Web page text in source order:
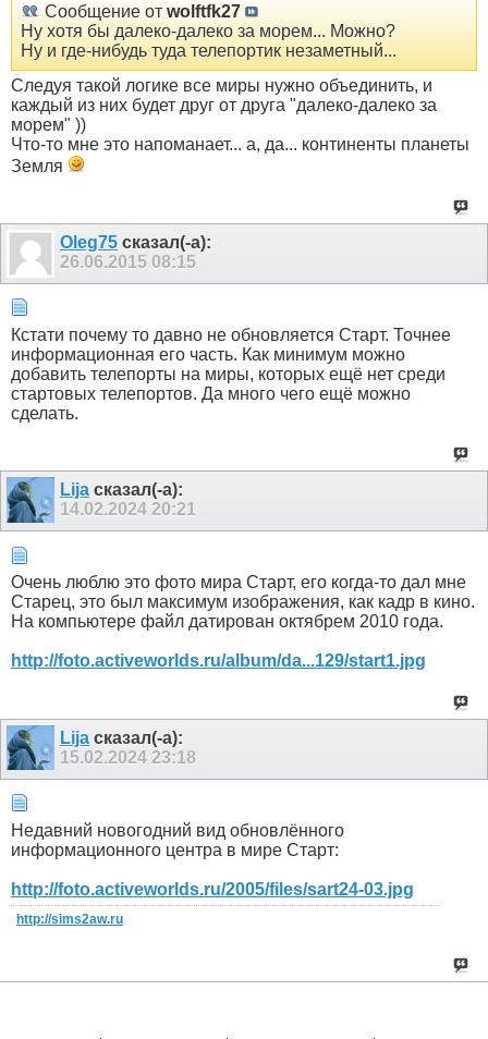
Сообщение от wolftfk27
Ну хотя бы далеко-далеко за морем... Можно?
Ну и где-нибудь туда телепортик незаметный...
Следуя такой логике все миры нужно объединить, и
каждый из них будет друг от друга "далеко-далеко за
морем" ))
Что-то мне это напоманает... а, да... континенты планеты
Земля
Оlеg75 сказал(-а):
26.06.2015 08:15
Кстати почему то давно не обновляется Старт. Точнее
информационная его часть. Как минимум можно
добавить телепорты на миры, которых ещё нет среди
стартовых телепортов. Да много чего ещё можно
сделать.
Lija сказал(-а):
14.02.2024 20:21
Очень люблю это фото мира Старт, его когда-то дал мне
Старец, это был максимум изображения, как кадр в кино.
На компьютере файл датирован октябрем 2010 года.
http://foto.activeworlds.ru/album/da...129/start1.jpg
Lija сказал(-а):
15.02.2024 23:18
Недавний новогодний вид обновлённого
информационного центра в мире Старт:
http://foto.activeworlds.ru/2005/files/sart24-03.jpg
http://sims2aw.ru